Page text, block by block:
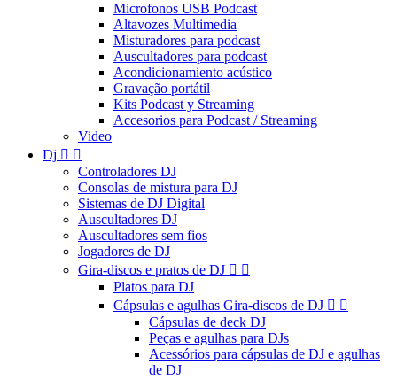
Microfonos USB Podcast
Altavozes Multimedia
Misturadores para podcast
Auscultadores para podcast
Acondicionamiento acústico
Gravação portátil
Kits Podcast y Streaming
Accesorios para Podcast / Streaming
Video
Dj  
Controladores DJ
Consolas de mistura para DJ
Sistemas de DJ Digital
Auscultadores DJ
Auscultadores sem fios
Jogadores de DJ
Gira-discos e pratos de DJ  
Platos para DJ
Cápsulas e agulhas Gira-discos de DJ  
Cápsulas de deck DJ
Peças e agulhas para DJs
Acessórios para cápsulas de DJ e agulhas
de DJ